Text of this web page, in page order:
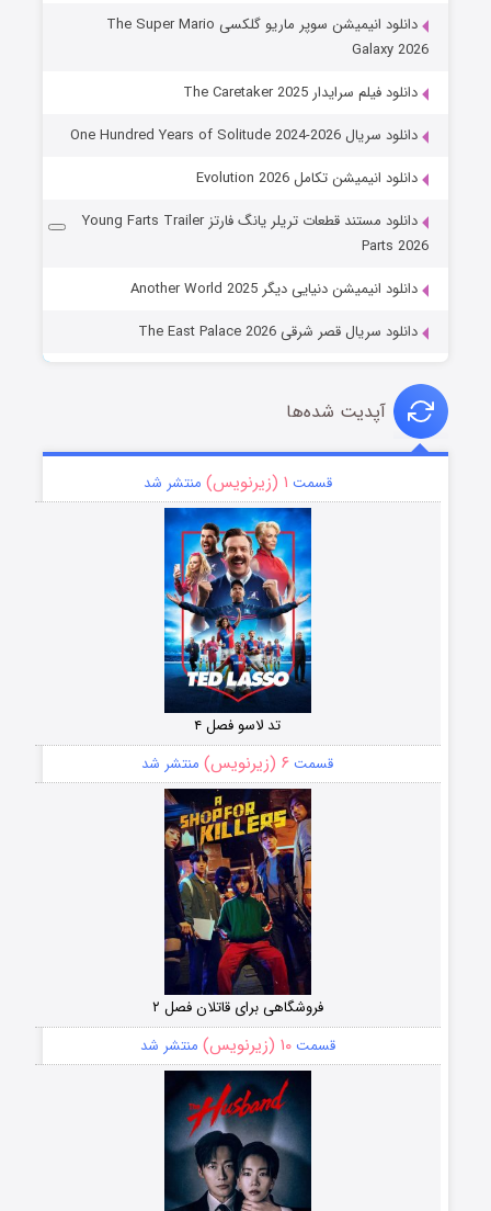
دانلود انیمیشن سوپر ماریو گلکسی The Super Mario
Galaxy 2026
دانلود فیلم سرایدار The Caretaker 2025
دانلود سریال One Hundred Years of Solitude 2024-2026
دانلود انیمیشن تکامل Evolution 2026
دانلود مستند قطعات تریلر یانگ فارتز Young Farts Trailer
Parts 2026
دانلود انیمیشن دنیایی دیگر Another World 2025
دانلود سریال قصر شرقی The East Palace 2026
آپدیت شده‌ها
قسمت ۱ (زیرنویس) منتشر شد
تد لاسو فصل ۴
قسمت ۶ (زیرنویس) منتشر شد
فروشگاهی برای قاتلان فصل ۲
قسمت۱۰ (زیرنویس) منتشر شد